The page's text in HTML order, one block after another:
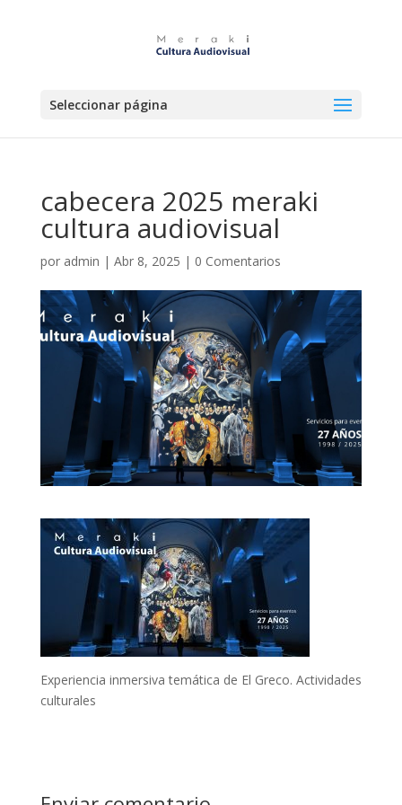
Seleccionar página
cabecera 2025 meraki
cultura audiovisual
por admin | Abr 8, 2025 | 0 Comentarios
Experiencia inmersiva temática de El Greco. Actividades
culturales